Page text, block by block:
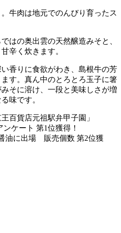
牛肉は地元でのんびり育ったス
はの奥出雲の天然醸造みそと、
辛く炊きます。
香りに食欲がわき、島根牛の芳
す。真ん中のとろとろ玉子に箸
そに溶け、一段と美味しさが増
味です。
百貨店元祖駅弁甲子園」
ケート 第1位獲得！
油に出場 販売個数 第2位獲